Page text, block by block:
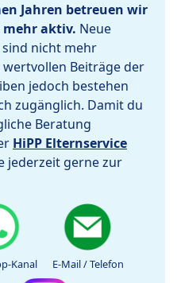
Jahren betreuen wir
mehr aktiv. Neue
nicht mehr
Beiträge der
jedoch bestehen
zugänglich. Damit du
Beratung
HiPP Elternservice
jederzeit gerne zur
Kanal E-Mail / Telefon